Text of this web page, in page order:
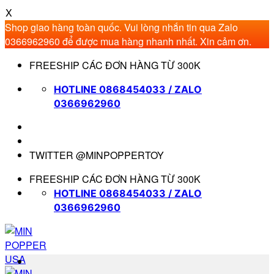
X
Shop giao hàng toàn quốc. Vui lòng nhắn tin qua Zalo
0366962960 để được mua hàng nhanh nhất. Xin cảm ơn.
qua
FREESHIP CÁC ĐƠN HÀNG TỪ 300K
HOTLINE 0868454033 / ZALO
0366962960
TWITTER @MINPOPPERTOY
FREESHIP CÁC ĐƠN HÀNG TỪ 300K
HOTLINE 0868454033 / ZALO
0366962960